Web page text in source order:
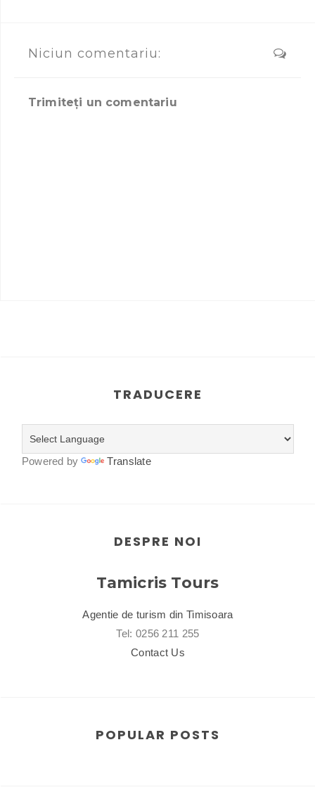
Niciun comentariu:
Trimiteți un comentariu
TRADUCERE
Powered by Translate
DESPRE NOI
Tamicris Tours
Agentie de turism din Timisoara
Tel: 0256 211 255
Contact Us
POPULAR POSTS